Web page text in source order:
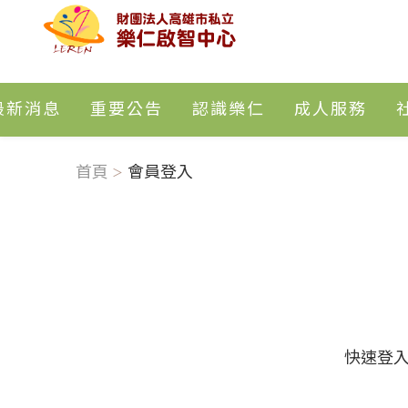
新消息 重要公告 認識樂仁 成人服務
首頁 會員登入
快速登入